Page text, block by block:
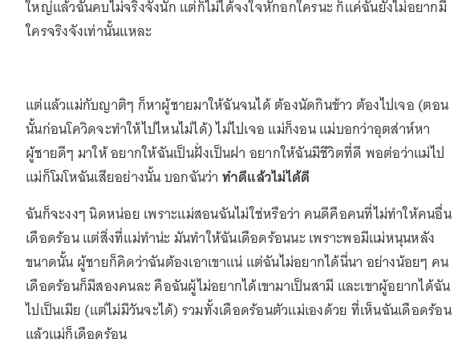
ใหญ่แล้วฉันคบไม่จริงจังนัก แต่ก็ไม่ได้จงใจหักอกใครนะ ก็แค่ฉันยังไม่อยากมี
ใครจริงจังเท่านั้นแหละ
แต่แล้วแม่กับญาติๆ ก็หาผู้ชายมาให้ฉันจนได้ ต้องนัดกินข้าว ต้องไปเจอ (ตอน
นั้นก่อนโควิดจะทำให้ไปไหนไม่ได้) ไม่ไปเจอ แม่ก็งอน แม่บอกว่าอุตส่าห์หา
ผู้ชายดีๆ มาให้ อยากให้ฉันเป็นฝั่งเป็นฝา อยากให้ฉันมีชีวิตที่ดี พอต่อว่าแม่ไป
แม่ก็โมโหฉันเสียอย่างนั้น บอกฉันว่า ทำดีแล้วไม่ได้ดี
ฉันก็จะงงๆ นิดหน่อย เพราะแม่สอนฉันไม่ใช่หรือว่า คนดีคือคนที่ไม่ทำให้คนอื่น
เดือดร้อน แต่สิ่งที่แม่ทำน่ะ มันทำให้ฉันเดือดร้อนนะ เพราะพอมีแม่หนุนหลัง
ขนาดนั้น ผู้ชายก็คิดว่าฉันต้องเอาเขาแน่ แต่ฉันไม่อยากได้นี่นา อย่างน้อยๆ คน
เดือดร้อนก็มีสองคนละ คือฉันผู้ไม่อยากได้เขามาเป็นสามี และเขาผู้อยากได้ฉัน
ไปเป็นเมีย (แต่ไม่มีวันจะได้) รวมทั้งเดือดร้อนตัวแม่เองด้วย ที่เห็นฉันเดือดร้อน
แล้วแม่ก็เดือดร้อน